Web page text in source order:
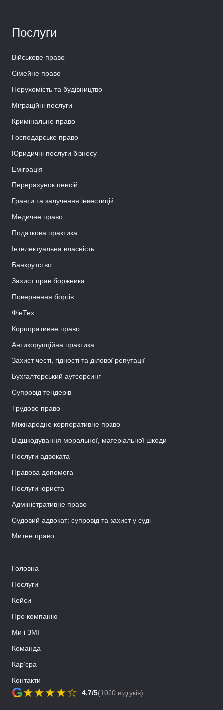
G★★★★☆ 4.7/5(1020 відгуків)
Послуги
Військове право
Сімейне право
Нерухомість та будівництво
Міграційні послуги
Кримінальне право
Господарське право
Юридичні послуги бізнесу
Еміграція
Перерахунок пенсій
Гранти та залучення інвестицій
Медичне право
Податкова практика
Інтелектуальна власність
Банкрутство
Захист прав боржника
Повернення боргів
ФінТех
Корпоративне право
Антикорупційна практика
Захист честі, гідності та ділової репутації
Бухгалтерський аутсорсинг
Супровід тендерів
Трудове право
Міжнародне корпоративне право
Відшкодування моральної, матеріальної шкоди
Послуги адвоката
Правова допомога
Послуги юриста
Адміністративне право
Судовий адвокат: супровід та захист у суді
Митне право
Головна
Послуги
Кейси
Про компанію
Ми і ЗМІ
Команда
Кар’єра
Контакти